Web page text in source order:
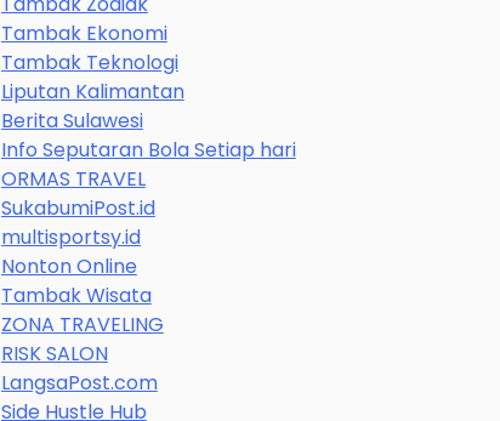
Tambak Ekonomi
Tambak Teknologi
Liputan Kalimantan
Berita Sulawesi
Info Seputaran Bola Setiap hari
ORMAS TRAVEL
SukabumiPost.id
multisportsy.id
Nonton Online
Tambak Wisata
ZONA TRAVELING
RISK SALON
LangsaPost.com
Side Hustle Hub